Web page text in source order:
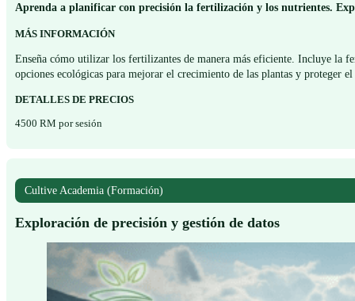
Aprenda a planificar con precisión la fertilización y los nutrientes.
MÁS INFORMACIÓN
Enseña cómo utilizar los fertilizantes de manera más eficiente. Incluye la
opciones ecológicas para mejorar el crecimiento de las plantas y proteger
DETALLES DE PRECIOS
4500 RM por sesión
Cultive Academia (Formación)
Exploración de precisión y gestión de datos